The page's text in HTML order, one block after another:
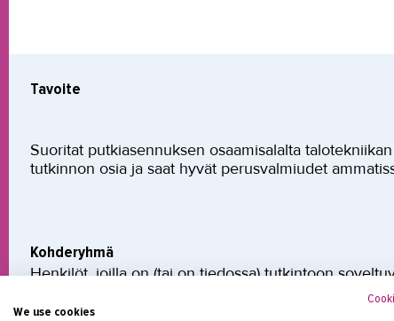
Tavoite
Suoritat putkiasennuksen osaamisalalta
tutkinnon osia ja saat hyvät perusvalmiudet
Kohderyhmä
Henkilöt, joilla on (tai on tiedossa) tutkintoon
työsopimus. Oppisopimuksessa opiskelijan
tuntia.
We use cookies